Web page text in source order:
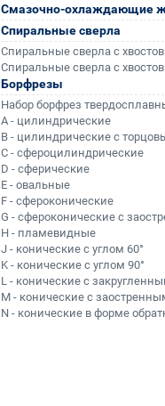
Смазочно-охлаждающие
Спиральные сверла
Спиральные сверла с
Спиральные сверла с
Борфрезы
Набор борфрез
A - цилиндрические
B - цилиндрические с
C - сфероцилиндрические
D - сферические
E - овальные
F - сфероконические
G - сфероконические с
H - пламевидные
J - конические с углом 60°
K - конические с углом 90°
L - конические с
M - конические с
N - конические в форме